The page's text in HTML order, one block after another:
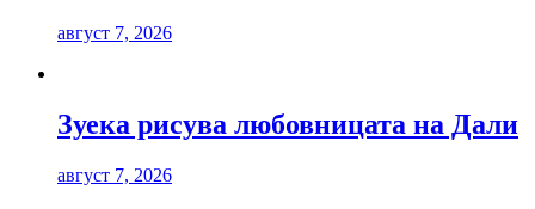
август 7, 2026
Зуека рисува любовницата на Дали
август 7, 2026